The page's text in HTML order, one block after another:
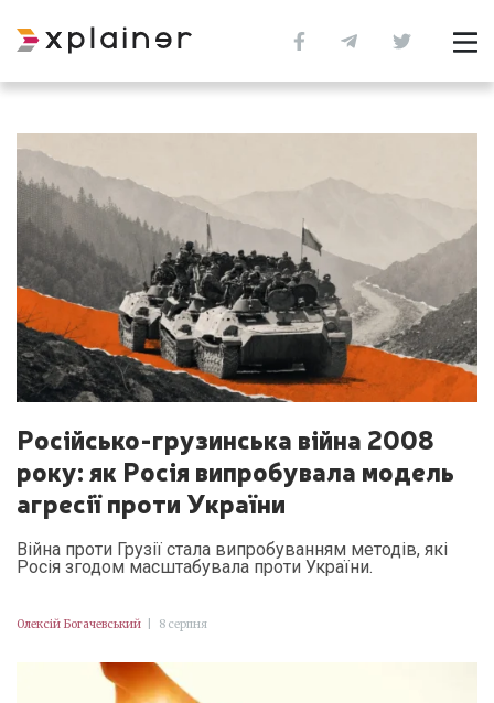
Російсько-грузинська війна 2008
року: як Росія випробувала модель
агресії проти України
Війна проти Грузії стала випробуванням методів, які
Росія згодом масштабувала проти України.
Олексій Богачевський 8 серпня